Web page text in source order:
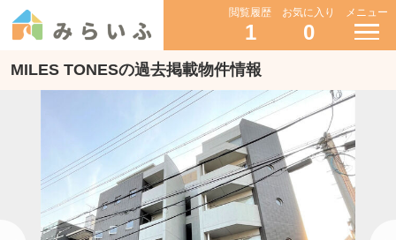
閲覧履歴
1
お気に入り
0
メニュー
MILES TONESの過去掲載物件情報